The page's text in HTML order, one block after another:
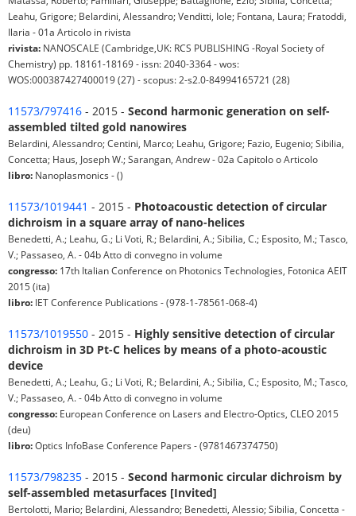
Leahu, Grigore; Belardini, Alessandro; Venditti, Iole; Fontana, Laura; Fratoddi,
Ilaria - 01a Articolo in rivista
rivista: NANOSCALE (Cambridge,UK: RCS PUBLISHING -Royal Society of
Chemistry) pp. 18161-18169 - issn: 2040-3364 - wos:
WOS:000387427400019 (27) - scopus: 2-s2.0-84994165721 (28)
11573/797416 - 2015 - Second harmonic generation on self-
assembled tilted gold nanowires
Belardini, Alessandro; Centini, Marco; Leahu, Grigore; Fazio, Eugenio; Sibilia,
Concetta; Haus, Joseph W.; Sarangan, Andrew - 02a Capitolo o Articolo
libro: Nanoplasmonics - ()
11573/1019441 - 2015 - Photoacoustic detection of circular
dichroism in a square array of nano-helices
Benedetti, A.; Leahu, G.; Li Voti, R.; Belardini, A.; Sibilia, C.; Esposito, M.; Tasco,
V.; Passaseo, A. - 04b Atto di convegno in volume
congresso: 17th Italian Conference on Photonics Technologies, Fotonica AEIT
2015 (ita)
libro: IET Conference Publications - (978-1-78561-068-4)
11573/1019550 - 2015 - Highly sensitive detection of circular
dichroism in 3D Pt-C helices by means of a photo-acoustic
device
Benedetti, A.; Leahu, G.; Li Voti, R.; Belardini, A.; Sibilia, C.; Esposito, M.; Tasco,
V.; Passaseo, A. - 04b Atto di convegno in volume
congresso: European Conference on Lasers and Electro-Optics, CLEO 2015
(deu)
libro:Optics InfoBase Conference Papers - (9781467374750)
11573/798235 - 2015 - Second harmonic circular dichroism by
self-assembled metasurfaces [Invited]
Bertolotti, Mario; Belardini, Alessandro; Benedetti, Alessio; Sibilia, Concetta -